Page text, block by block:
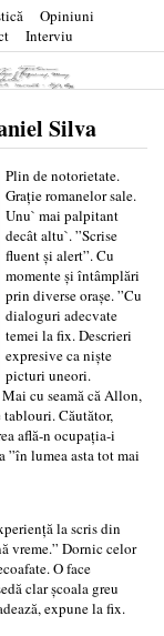
Opiniuni
Interviu
Silva
Plin de notorietate.
Grație romanelor sale.
Unu` mai palpitant
decât altu`. ”Scrise
fluent și alert”. Cu
momente și întâmplări
prin diverse orașe. ”Cu
dialoguri adecvate
temei la fix. Descrieri
expresive ca niște
picturi uneori.
cu seamă că Allon,
tablouri. Căutător,
află-n ocupația-i
”în lumea asta tot mai
la scris din
vreme.” Dornic celor
O face
clar școala greu
expune la fix.